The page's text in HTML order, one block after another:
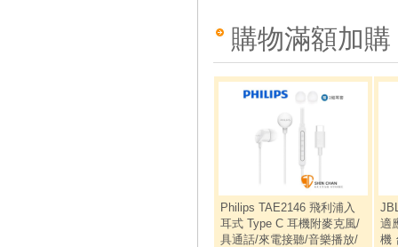
購物滿額加
Philips TAE2146 飛利浦入
耳式 Type C 耳機附麥克風/
具通話/來電接聽/音樂播放/
適
機